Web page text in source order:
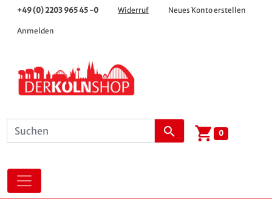
+49 (0) 2203 965 45 -0 Widerruf Neues Konto erstellen
Anmelden
search shopping_cart 0